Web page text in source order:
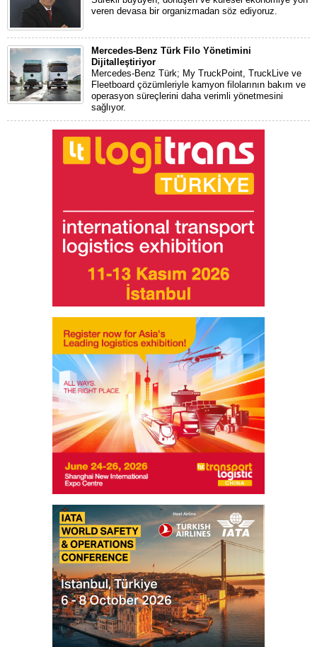
veren devasa bir organizmadan söz ediyoruz.
Mercedes-Benz Türk Filo Yönetimini
Dijitalleştiriyor
Mercedes-Benz Türk; My TruckPoint, TruckLive ve
Fleetboard çözümleriyle kamyon filolarının bakım ve
operasyon süreçlerini daha verimli yönetmesini
sağlıyor.